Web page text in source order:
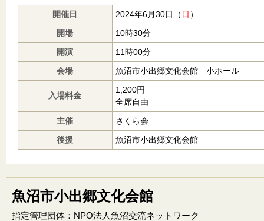
開催日 2024年6月30日（ 日 ）
開場
10時30分
開演
11時00分
会場
魚沼市小出郷文化会館 小ホール
入場料金
1,200円
全席自由
主催
さくら会
後援
魚沼市小出郷文化会館
魚沼市小出郷文化会館
指定管理団体：NPO法人魚沼交流ネットワーク